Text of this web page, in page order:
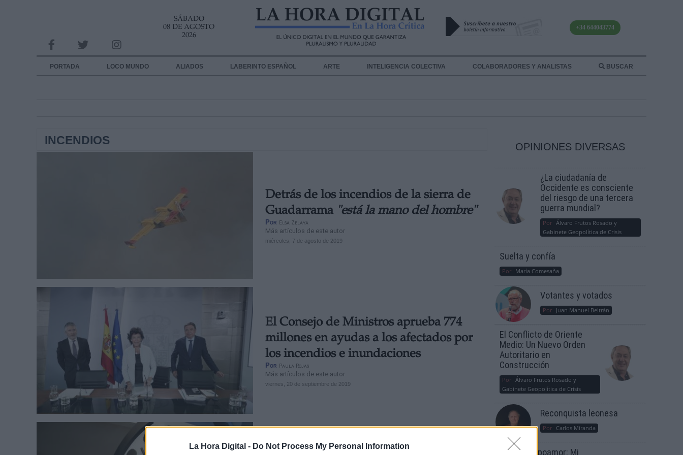
La Hora Digital - Do Not Process My Personal Information
SÁBADO
08 DE AGOSTO
2026
+34 644043774
PORTADA LOCO MUNDO ALIADOS LABERINTO ESPAÑOL ARTE INTELIGENCIA COLECTIVA COLABORADORES Y ANALISTAS BUSCAR
INCENDIOS
Detrás de los incendios de la sierra de
Guadarrama "está la mano del hombre"
Por Elsa Zelaya
Más artículos de este autor
miércoles, 7 de agosto de 2019
El Consejo de Ministros aprueba 774
millones en ayudas a los afectados por
los incendios e inundaciones
Por Paula Rojas
Más artículos de este autor
viernes, 20 de septiembre de 2019
OPINIONES DIVERSAS
¿La ciudadanía de
Occidente es consciente
del riesgo de una tercera
guerra mundial?
Por Álvaro Frutos Rosado y
Gabinete Geopolítica de Crisis
Suelta y confía
Por María Comesaña
Votantes y votados
Por Juan Manuel Beltrán
El Conflicto de Oriente
Medio: Un Nuevo Orden
Autoritario en
Construcción
Por Álvaro Frutos Rosado y
Gabinete Geopolítica de Crisis
Reconquista leonesa
Por Carlos Miranda
Clara Campoamor: Mi
INFORMACION SOBRE LA PROTECCIÓN DE TUS DATOS
Responsable: